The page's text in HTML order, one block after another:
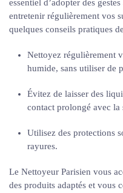
essentiel d’adopter des
entretenir régulièrement vos
quelques conseils pratiques
Nettoyez régulièrement
humide, sans utiliser de
Évitez de laisser des
contact prolongé avec la
Utilisez des protections
rayures.
Le Nettoyeur Parisien vous
des produits adaptés et vous